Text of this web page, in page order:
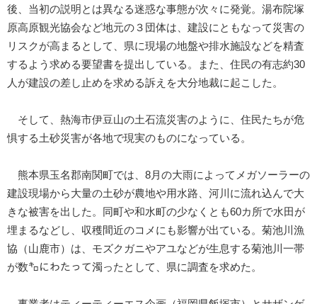
後、当初の説明とは異なる迷惑な事態が次々に発覚。湯布院塚
原高原観光協会など地元の３団体は、建設にともなって災害の
リスクが高まるとして、県に現場の地盤や排水施設などを精査
するよう求める要望書を提出している。また、住民の有志約30
人が建設の差し止めを求める訴えを大分地裁に起こした。
そして、熱海市伊豆山の土石流災害のように、住民たちが危
惧する土砂災害が各地で現実のものになっている。
熊本県玉名郡南関町では、8月の大雨によってメガソーラーの
建設現場から大量の土砂が農地や用水路、河川に流れ込んで大
きな被害を出した。同町や和水町の少なくとも60カ所で水田が
埋まるなどし、収穫間近のコメにも影響が出ている。菊池川漁
協（山鹿市）は、モズクガニやアユなどが生息する菊池川一帯
が数㌔にわたって濁ったとして、県に調査を求めた。